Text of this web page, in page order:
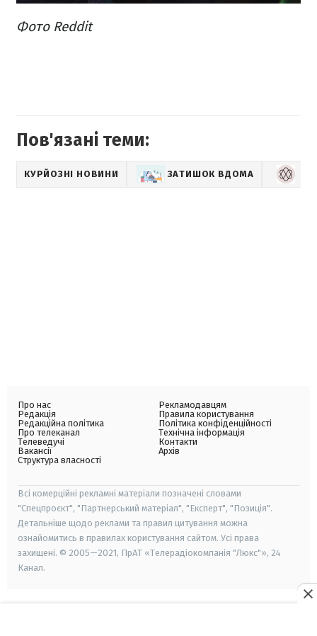
Фото Reddit
Пов'язані теми:
КУРЙОЗНІ НОВИНИ ЗАТИШОК ВДОМА
Про нас
Редакція
Редакційна політика
Про телеканал
Телеведучі
Вакансії
Структура власності
Рекламодавцям
Правила користування
Політика конфіденційності
Технічна інформація
Контакти
Архів
Всі комерційні рекламні матеріали позначені словами
"Спецпроєкт", "Партнерський матеріал", "Експерт", "Позиція".
Детальніше щодо реклами та правил цитування можна
ознайомитись в правилах користування сайтом. Усі права
захищені. © 2005—2021, ПрАТ «Телерадіокомпанія "Люкс"», 24
Канал.